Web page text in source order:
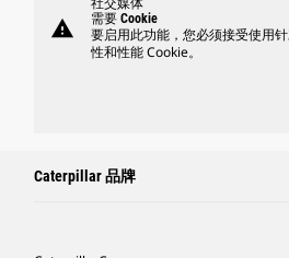
warning
社交媒体
需要 Cookie
要启用此功能，您必须接受使用
性和性能 Cookie。
Caterpillar 品牌